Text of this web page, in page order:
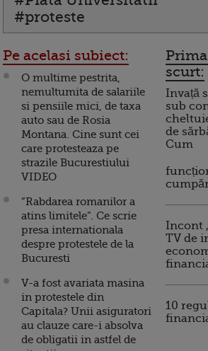
#proteste
Pe acelasi subiect:
O multime pestrita,
nemultumita de salariile
si pensiile mici, de taxa
auto sau de Rosia
Montana. Cine sunt cei
care protesteaza pe
strazile Bucurestiului
VIDEO
“Rabdarea romanilor a
atins limitele”. Ce scrie
presa internationala
despre protestele de la
Bucuresti
V-a fost avariata masina
in protestele din
Capitala? Unii asiguratori
au clauze care-i absolva
de obligatii in astfel de
scurt:
Invață
sub
de
Cum
Incont
TV de
10